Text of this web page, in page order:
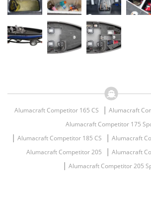
Alumacraft Competitor 165 CS | Alumacraft
Alumacraft Competitor 175
| Alumacraft Competitor 185 CS | Alumacraft
Alumacraft Competitor 205 | Alumacraft
| Alumacraft Competitor 205